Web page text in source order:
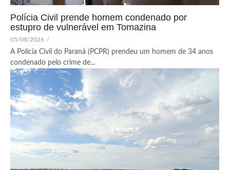
Polícia Civil prende homem condenado por
estupro de vulnerável em Tomazina
05/08/2026 /
A Polícia Civil do Paraná (PCPR) prendeu um homem de 34 anos
condenado pelo crime de...